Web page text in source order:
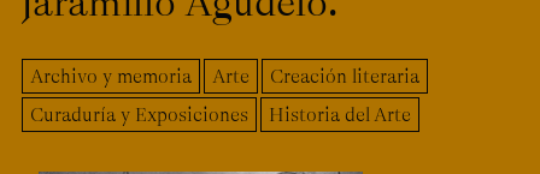
Calle 19A #1 - 37
Este. Bloque K.
[+57] (601) 339 4949
Arte e
Literatura y
Música
Archivo y memoria Arte
Creación literaria
Curaduría y Exposiciones
Historia del Arte